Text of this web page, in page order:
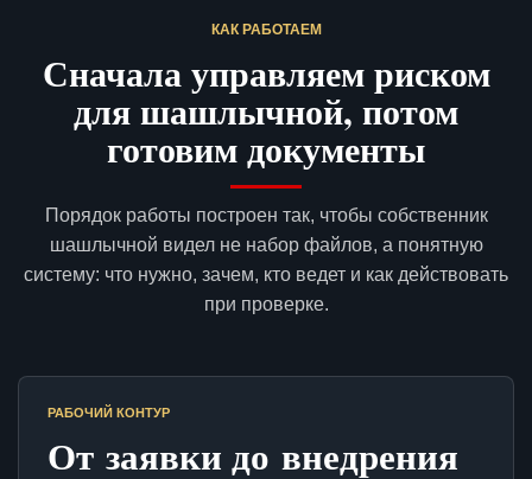
КАК РАБОТАЕМ
Сначала управляем риском
для шашлычной, потом
готовим документы
Порядок работы построен так, чтобы собственник
шашлычной видел не набор файлов, а понятную
систему: что нужно, зачем, кто ведет и как действовать
при проверке.
РАБОЧИЙ КОНТУР
От заявки до внедрения